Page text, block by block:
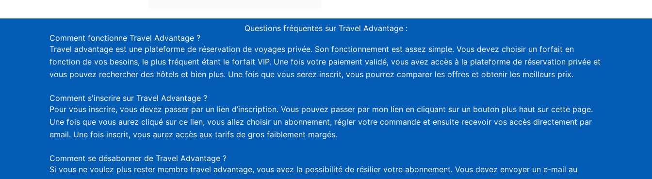
Questions fréquentes sur Travel Advantage :
Comment fonctionne Travel Advantage ?
Travel advantage est une plateforme de réservation de voyages privée. Son fonctionnement est assez simple. Vous devez choisir un forfait en
fonction de vos besoins, le plus fréquent étant le forfait VIP. Une fois votre paiement validé, vous avez accès à la plateforme de réservation privée et
vous pouvez rechercher des hôtels et bien plus. Une fois que vous serez inscrit, vous pourrez comparer les offres et obtenir les meilleurs prix.
Comment s'inscrire sur Travel Advantage ?
Pour vous inscrire, vous devez passer par un lien d’inscription. Vous pouvez passer par mon lien en cliquant sur un bouton plus haut sur cette page.
Une fois que vous aurez cliqué sur ce lien, vous allez choisir un abonnement, régler votre commande et ensuite recevoir vos accès directement par
email. Une fois inscrit, vous aurez accès aux tarifs de gros faiblement margés.
Comment se désabonner de Travel Advantage ?
Si vous ne voulez plus rester membre travel advantage, vous avez la possibilité de résilier votre abonnement. Vous devez envoyer un e-mail au